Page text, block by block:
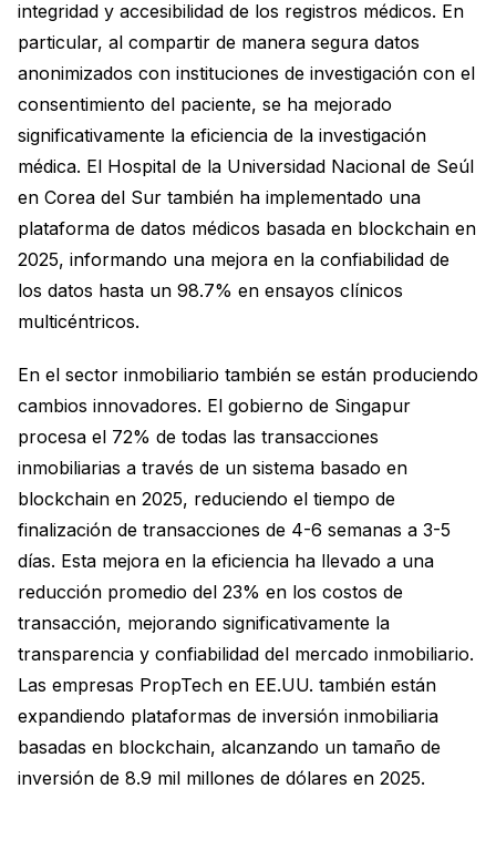
integridad y accesibilidad de los registros médicos. En
particular, al compartir de manera segura datos
anonimizados con instituciones de investigación con el
consentimiento del paciente, se ha mejorado
significativamente la eficiencia de la investigación
médica. El Hospital de la Universidad Nacional de Seúl
en Corea del Sur también ha implementado una
plataforma de datos médicos basada en blockchain en
2025, informando una mejora en la confiabilidad de
los datos hasta un 98.7% en ensayos clínicos
multicéntricos.
En el sector inmobiliario también se están produciendo
cambios innovadores. El gobierno de Singapur
procesa el 72% de todas las transacciones
inmobiliarias a través de un sistema basado en
blockchain en 2025, reduciendo el tiempo de
finalización de transacciones de 4-6 semanas a 3-5
días. Esta mejora en la eficiencia ha llevado a una
reducción promedio del 23% en los costos de
transacción, mejorando significativamente la
transparencia y confiabilidad del mercado inmobiliario.
Las empresas PropTech en EE.UU. también están
expandiendo plataformas de inversión inmobiliaria
basadas en blockchain, alcanzando un tamaño de
inversión de 8.9 mil millones de dólares en 2025.